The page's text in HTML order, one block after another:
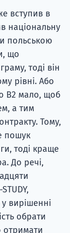
вступив в
національну
польською
що
тоді він
рівні. Або
В2 мало, щоб
а тим
Тому,
пошук
тоді краще
До речі,
вирішенні
обрати
отримати